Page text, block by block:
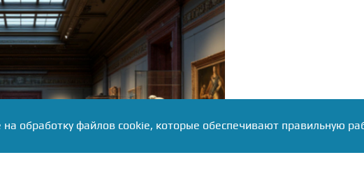
обработку файлов cookie, которые обеспечивают правильную